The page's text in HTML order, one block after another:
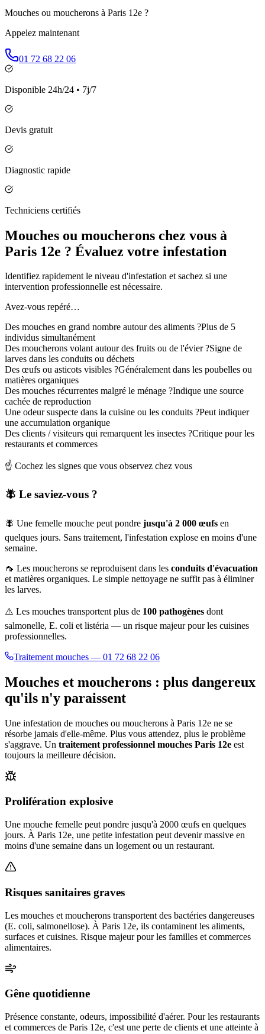
Mouches ou moucherons à Paris 12e ?
Appelez maintenant
01 72 68 22 06
Disponible 24h/24 • 7j/7
Devis gratuit
Diagnostic rapide
Techniciens certifiés
Mouches ou moucherons chez vous à
Paris 12e ? Évaluez votre infestation
Identifiez rapidement le niveau d'infestation et sachez si une
intervention professionnelle est nécessaire.
Avez-vous repéré…
Des mouches en grand nombre autour des aliments ?Plus de 5
individus simultanément
Des moucherons volant autour des fruits ou de l'évier ?Signe de
larves dans les conduits ou déchets
Des œufs ou asticots visibles ?Généralement dans les poubelles ou
matières organiques
Des mouches récurrentes malgré le ménage ?Indique une source
cachée de reproduction
Une odeur suspecte dans la cuisine ou les conduits ?Peut indiquer
une accumulation organique
Des clients / visiteurs qui remarquent les insectes ?Critique pour les
restaurants et commerces
☝️ Cochez les signes que vous observez chez vous
🪰 Le saviez-vous ?
🪰 Une femelle mouche peut pondre jusqu'à 2 000 œufs en
quelques jours. Sans traitement, l'infestation explose en moins d'une
semaine.
🦟 Les moucherons se reproduisent dans les conduits d'évacuation
et matières organiques. Le simple nettoyage ne suffit pas à éliminer
les larves.
⚠️ Les mouches transportent plus de 100 pathogènes dont
salmonelle, E. coli et listéria — un risque majeur pour les cuisines
professionnelles.
Traitement mouches — 01 72 68 22 06
Mouches et moucherons : plus dangereux
qu'ils n'y paraissent
Une infestation de mouches ou moucherons à Paris 12e ne se
résorbe jamais d'elle-même. Plus vous attendez, plus le problème
s'aggrave. Un traitement professionnel mouches Paris 12e est
toujours la meilleure décision.
Prolifération explosive
Une mouche femelle peut pondre jusqu'à 2000 œufs en quelques
jours. À Paris 12e, une petite infestation peut devenir massive en
moins d'une semaine dans un logement ou un restaurant.
Risques sanitaires graves
Les mouches et moucherons transportent des bactéries dangereuses
(E. coli, salmonellose). À Paris 12e, ils contaminent les aliments,
surfaces et cuisines. Risque majeur pour les familles et commerces
alimentaires.
Gêne quotidienne
Présence constante, odeurs, impossibilité d'aérer. Pour les restaurants
et commerces de Paris 12e, c'est une perte de clients et une atteinte à